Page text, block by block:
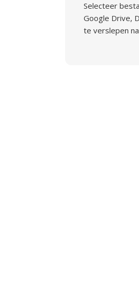
Selecteer
Google Drive,
te verslepen